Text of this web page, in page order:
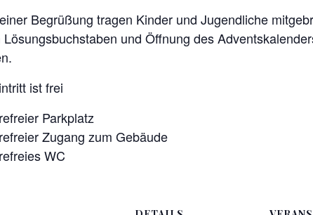
Begrüßung tragen Kinder und Jugendliche
Lösungsbuchstaben und Öffnung des
ist frei
Parkplatz
Zugang zum Gebäude
WC